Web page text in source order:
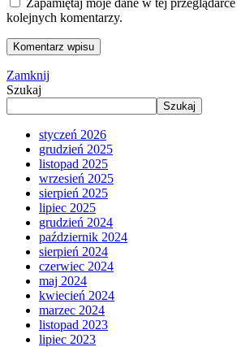
kolejnych komentarzy.
Zamknij
Szukaj
Szukaj
styczeń 2026
grudzień 2025
listopad 2025
wrzesień 2025
sierpień 2025
lipiec 2025
grudzień 2024
październik 2024
sierpień 2024
czerwiec 2024
maj 2024
kwiecień 2024
marzec 2024
listopad 2023
lipiec 2023